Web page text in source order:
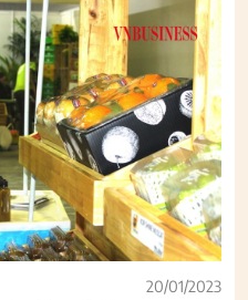
20/01/2023